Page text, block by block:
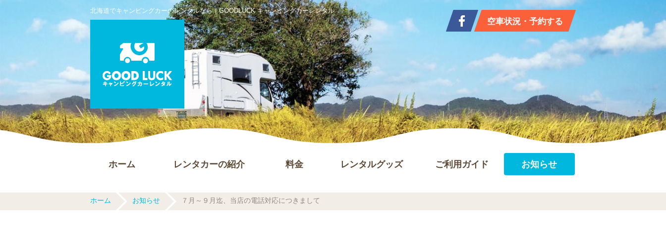
北海道でキャンピングカーのレンタルなら｜GOODLUCK キャンピングカーレンタル
空車状況・予約する
ホーム レンタカーの紹介 料金 レンタルグッズ ご利用ガイド お知らせ
ホーム お知らせ ７月～９月迄、当店の電話対応につきまして